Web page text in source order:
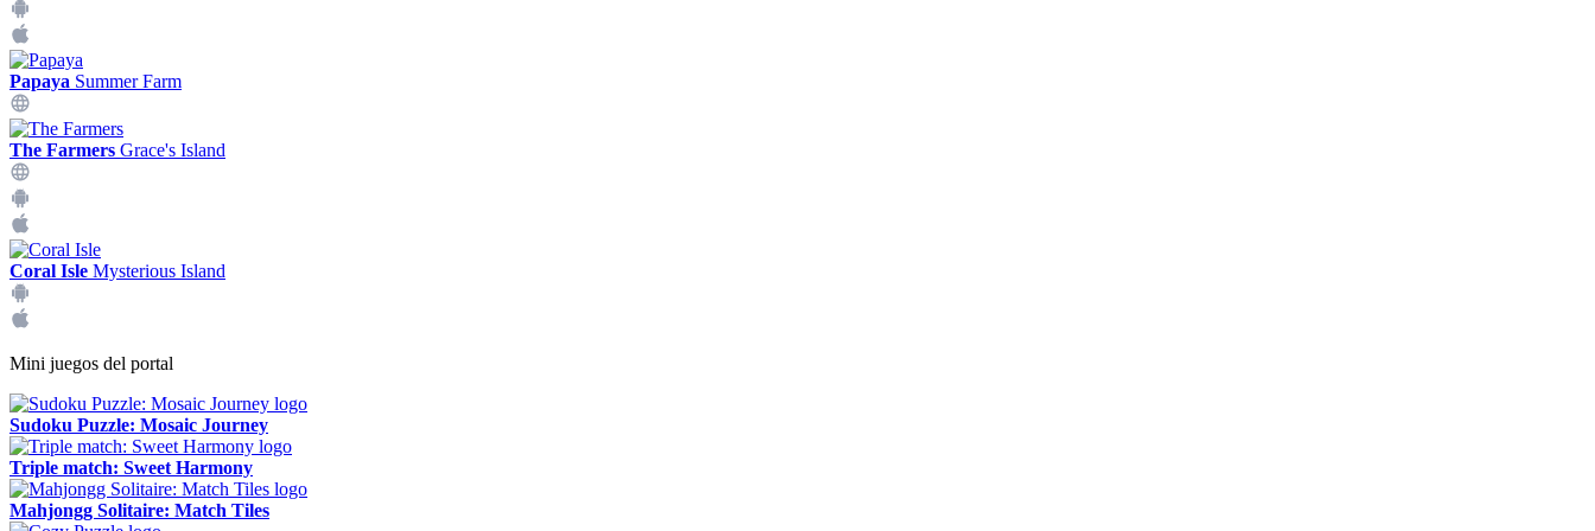
Papaya Summer Farm
The Farmers Grace's Island
Coral Isle Mysterious Island
Mini juegos del portal
Sudoku Puzzle: Mosaic Journey
Triple match: Sweet Harmony
Mahjongg Solitaire: Match Tiles